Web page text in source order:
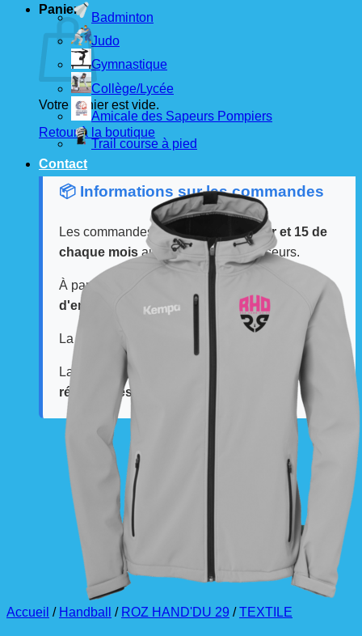
Panier
Votre panier est vide.
Retour à la boutique
📦 Informations sur les commandes
Les commandes sont passées
les 1er et 15 de
chaque mois auprès de nos fournisseurs.
À partir de ces dates, le
délai de livraison est
d'environ 3 semaines
La livraison est effectuée directement au club
La commande est à récupérer auprès du
référent des équipements du club
Badminton
Judo
Gymnastique
Collège/Lycée
Amicale des Sapeurs Pompiers
Trail course à pied
Contact
Accueil / Handball / ROZ HAND'DU 29 / TEXTILE